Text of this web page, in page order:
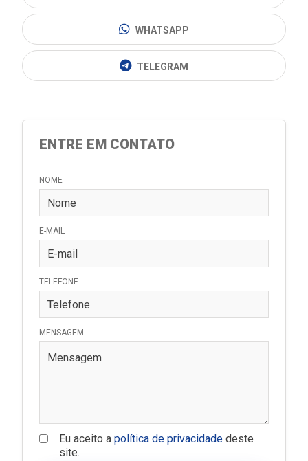
ENTRE EM CONTATO
NOME
E-MAIL
TELEFONE
MENSAGEM
Eu aceito a política de privacidade deste
site.
WHATSAPP
TELEGRAM